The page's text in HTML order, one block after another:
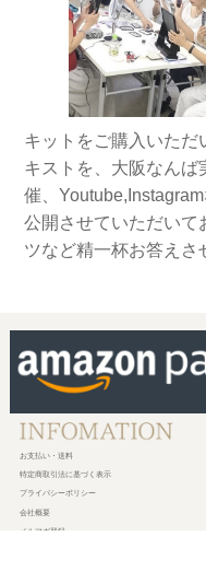
キットをご購入いただ
キストを、大阪なんば
催、
公開させていただいて
ツなど精一杯お答えさ
お支払い・送料
特定商取引法に基づく表示
プライバシーポリシー
会社概要
メルマガ登録